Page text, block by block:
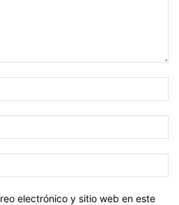
electrónico y sitio web en este